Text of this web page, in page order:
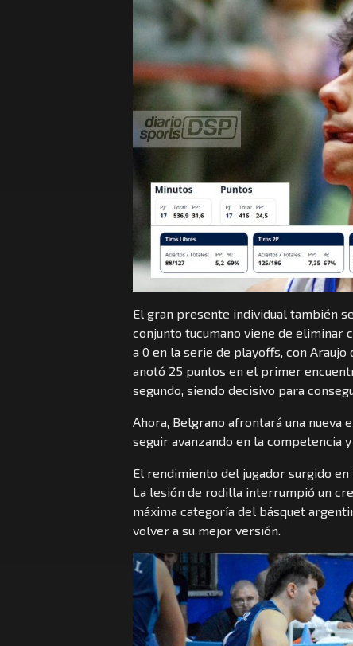
El gran presente individual también
conjunto tucumano viene de eliminar
a 0 en la serie de playoffs, con
anotó 25 puntos en el primer
segundo, siendo decisivo para
Ahora, Belgrano afrontará una nueva
seguir avanzando en la competencia
El rendimiento del jugador surgido
La lesión de rodilla interrumpió un
máxima categoría del básquet
volver a su mejor versión.